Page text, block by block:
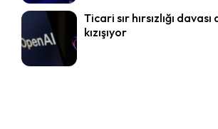
Ticari sır hırsızlığı
kızışıyor